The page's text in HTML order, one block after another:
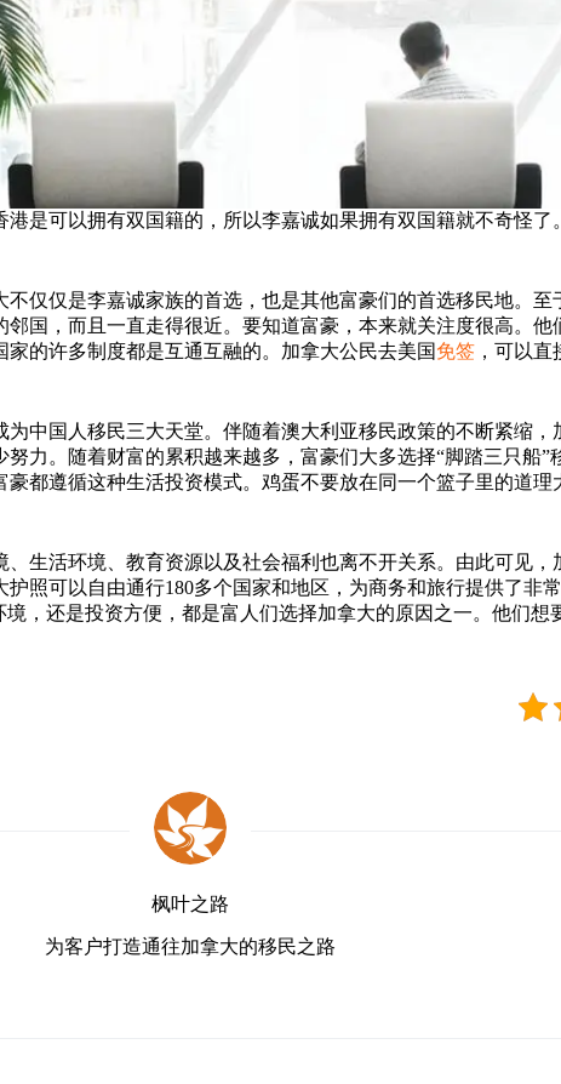
是可以拥有双国籍的，所以李嘉诚如果拥有双国籍就不奇怪
仅仅是李嘉诚家族的首选，也是其他富豪们的首选移民地。至
国，而且一直走得很近。要知道富豪，本来就关注度很高。他
家的许多制度都是互通互融的。加拿大公民去美国免签 ，可以
中国人移民三大天堂。伴随着澳大利亚移民政策的不断紧缩
力。随着财富的累积越来越多，富豪们大多选择“脚踏三只船
都遵循这种生活投资模式。鸡蛋不要放在同一个篮子里的道
生活环境、教育资源以及社会福利也离不开关系。由此可见
照可以自由通行180多个国家和地区，为商务和旅行提供了非
，还是投资方便，都是富人们选择加拿大的原因之一。他们想
枫叶之路
为客户打造通往加拿大的移民之路